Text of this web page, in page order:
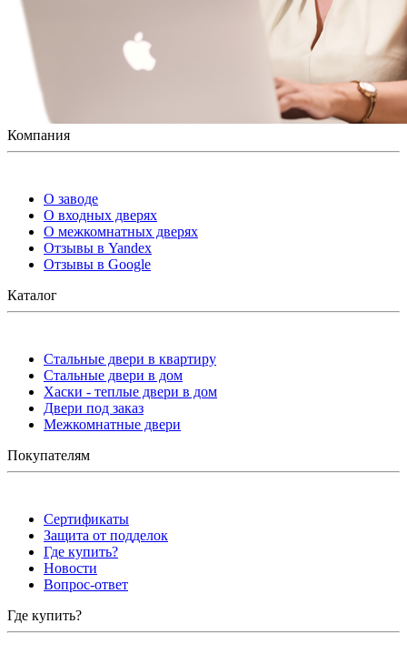
Компания
О заводе
О входных дверях
О межкомнатных дверях
Отзывы в Yandex
Отзывы в Google
Каталог
Стальные двери в квартиру
Стальные двери в дом
Хаски - теплые двери в дом
Двери под заказ
Межкомнатные двери
Покупателям
Сертификаты
Защита от подделок
Где купить?
Новости
Вопрос-ответ
Где купить?